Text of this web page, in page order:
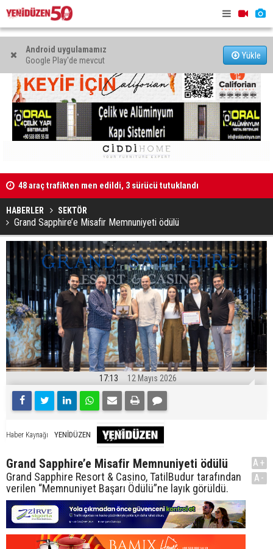
Android uygulamamız
Google Play'de mevcut
Yükle
Kaldırıma düşen scooter sürücüsü yaralandı
HABERLER SEKTÖR
Grand Sapphire’e Misafir Memnuniyeti ödülü
17:13 12 Mayıs 2026
Haber Kaynağı YENİDÜZEN
Grand Sapphire’e Misafir Memnuniyeti ödülü
Grand Sapphire Resort & Casino, TatilBudur tarafından
verilen “Memnuniyet Başarı Ödülü”ne layık görüldü.
A+
A-